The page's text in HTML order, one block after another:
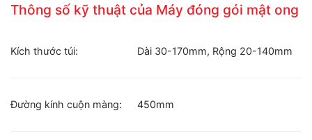
Thông số kỹ thuật của Máy đóng gói mật ong
Kích thước túi: Dài 30-170mm, Rộng 20-140mm
Đường kính cuộn màng: 450mm